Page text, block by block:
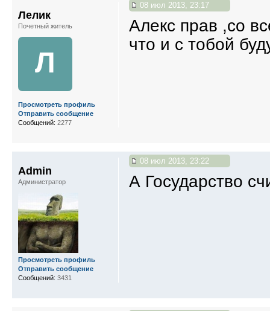
08 июл 2013, 23:17
Алекс прав ,со
что и с тобой
Лелик
Почетный житель
Л
Просмотреть профиль
Отправить сообщение
Сообщений: 2277
08 июл 2013, 23:22
А Государство
Admin
Администратор
Просмотреть профиль
Отправить сообщение
Сообщений: 3431